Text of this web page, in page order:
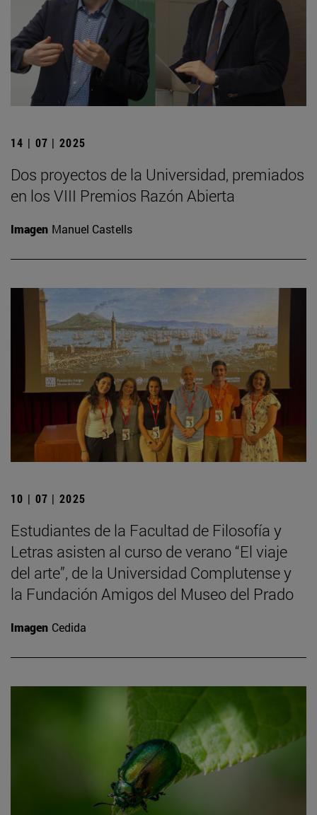
14 | 07 | 2025
Dos proyectos de la Universidad, premiados
en los VIII Premios Razón Abierta
Imagen Manuel Castells
10 | 07 | 2025
Estudiantes de la Facultad de Filosofía y
Letras asisten al curso de verano “El viaje
del arte”, de la Universidad Complutense y
la Fundación Amigos del Museo del Prado
Imagen Cedida